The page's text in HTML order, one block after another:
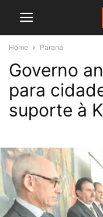
Home Paraná
Governo
para
suporte à